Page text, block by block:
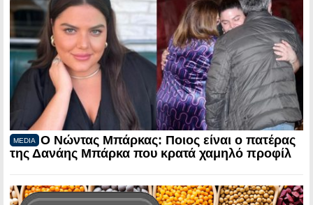
MEDIA
Ο Νώντας Μπάρκας: Ποιος είναι ο πατέρας
της Δανάης Μπάρκα που κρατά χαμηλό προφίλ